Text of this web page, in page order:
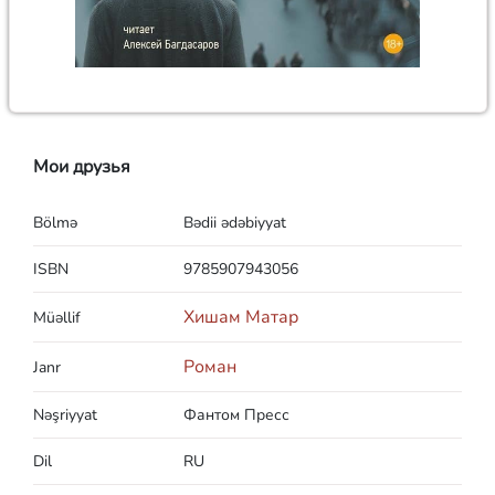
Мои друзья
Bölmə Bədii ədəbiyyat
ISBN 9785907943056
Müəllif Хишам Матар
Janr Роман
Nəşriyyat Фантом Пресс
Dil RU